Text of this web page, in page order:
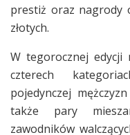
prestiż oraz nagrody
złotych.
W tegorocznej edycji
czterech
pojedynczej
także pary
zawodników